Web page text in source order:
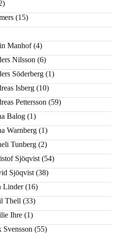
(15)
Manhof(4)
Nilsson (6)
Söderberg (1)
Isberg (10)
Pettersson (59)
Balog (1)
Warnberg (1)
Tunberg (2)
Sjöqvist (54)
Sjöqvist (38)
Linder(16)
Thell (33)
Ihre (1)
(55)